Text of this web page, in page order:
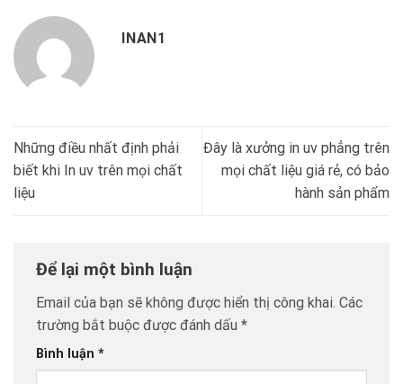
INAN1
Những điều nhất định phải
biết khi In uv trên mọi chất
liệu
Đây là xưởng in uv phẳng trên
mọi chất liệu giá rẻ, có bảo
hành sản phẩm
Để lại một bình luận
Email của bạn sẽ không được hiển thị công khai. Các
trường bắt buộc được đánh dấu *
Bình luận *